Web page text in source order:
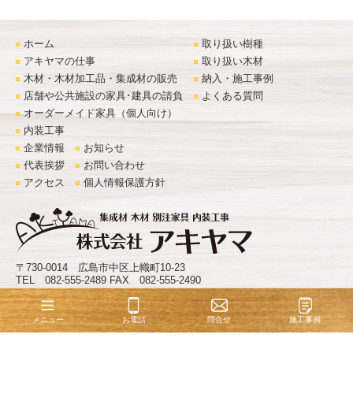
ホーム
アキヤマの仕事
木材・木材加工品・集成材の販売
店舗や公共施設の家具･建具の請負
オーダーメイド家具（個人向け）
内装工事
取り扱い樹種
取り扱い木材
納入・施工事例
よくある質問
企業情報
代表挨拶
アクセス
お知らせ
お問い合わせ
個人情報保護方針
〒730-0014 広島市中区上幟町10-23
TEL 082-555-2489 FAX 082-555-2490
© 株式会社アキヤマ . All Rights Reserved.
メニュー お電話 問合せ 施工事例